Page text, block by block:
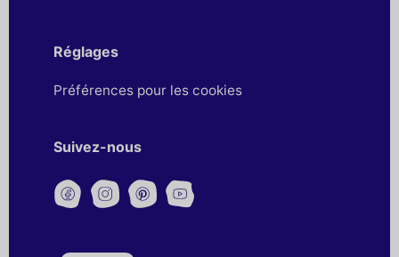
Réglages
Préférences pour les cookies
Suivez-nous